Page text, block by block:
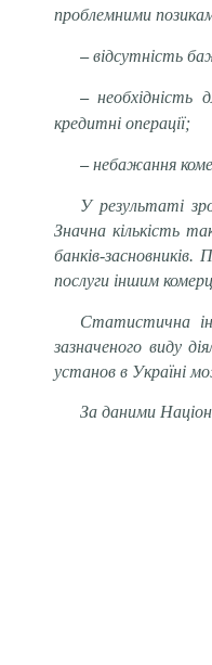
проблемними
–відсутність
–необхідність
кредитні операції;
–небажання
У результаті
Значна кількість
банків-
послуги іншим
Статистична
зазначеного виду
установ в Україні
За даними